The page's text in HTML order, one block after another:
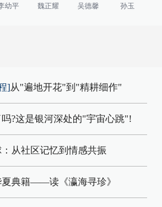
幼平 魏正耀 吴德馨 孙玉
]从"遍地开花"到"精耕细作"
吗?这是银河深处的"宇宙心跳"!
从社区记忆到情感共振
夏典籍——读《瀛海寻珍》